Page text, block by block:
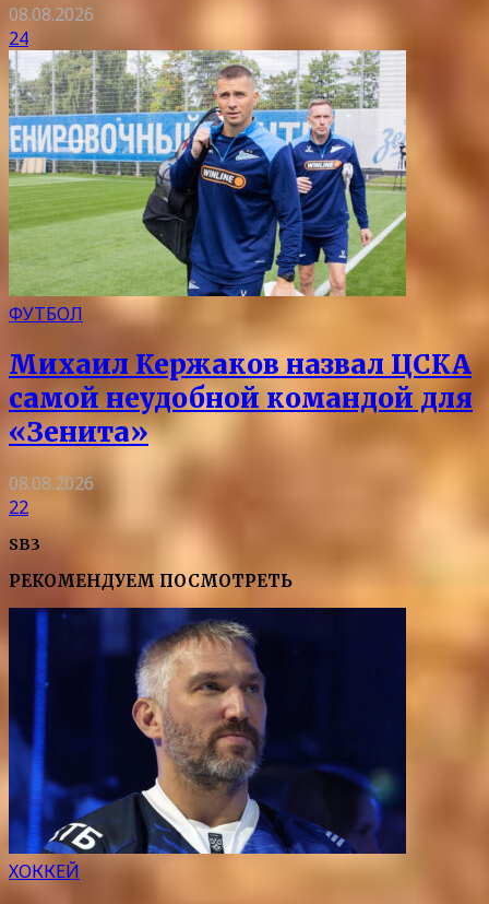
08.08.2026
24
ФУТБОЛ
Михаил Кержаков назвал ЦСКА
самой неудобной командой для
«Зенита»
08.08.2026
22
SB3
РЕКОМЕНДУЕМ ПОСМОТРЕТЬ
ХОККЕЙ